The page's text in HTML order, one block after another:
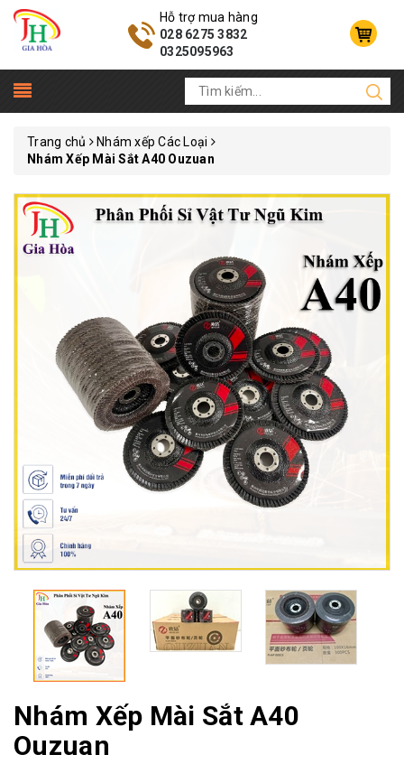
Hỗ trợ mua hàng
028 6275 3832
0325095963
Trang chủ
Nhám xếp Các Loại
Nhám Xếp Mài Sắt A40 Ouzuan
Nhám Xếp Mài Sắt A40
Ouzuan